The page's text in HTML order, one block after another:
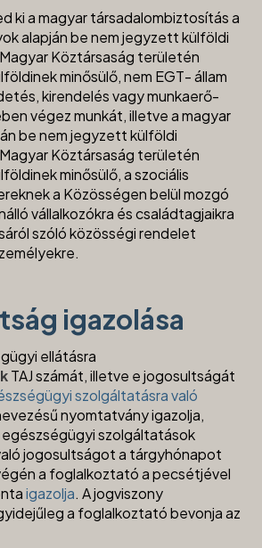
ki a magyar társadalombiztosítás a
alapján be nem jegyzett külföldi
Köztársaság területén
minősülő, nem EGT- állam
kirendelés vagy munkaerő-
végez munkát, illetve a magyar
be nem jegyzett külföldi
Köztársaság területén
minősülő, a szociális
a Közösségen belül mozgó
vállalkozókra és családtagjaikra
szóló közösségi rendelet
igazolása
ellátásra
TAJ számát, illetve e jogosultságát
szolgáltatásra való
nyomtatvány igazolja,
szolgáltatások
jogosultságot a tárgyhónapot
a foglalkoztató a pecsétjével
igazolja. A jogviszony
a foglalkoztató bevonja az